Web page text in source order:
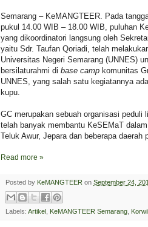
Semarang – KeMANGTEER. Pada
pukul 14.00 WIB – 18.00 WIB, puluhan
yang dikoordinatori langsung oleh
yaitu Sdr. Taufan Qoriadi, telah
Universitas Negeri Semarang (UNNES)
bersilaturahmi di base camp komunitas
UNNES, yang salah satu kegiatannya
kupu.
GC merupakan sebuah organisasi peduli
telah banyak membantu KeSEMaT
Teluk Awur, Jepara dan beberapa daerah
Read more »
Posted by KeMANGTEER on September 24,
Labels: Artikel KeMANGTEER Semarang